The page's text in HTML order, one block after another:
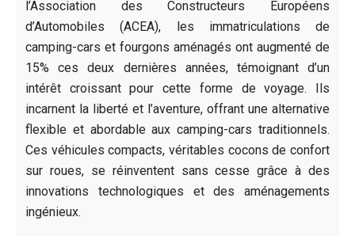
l’Association des Constructeurs Européens
d’Automobiles (ACEA), les immatriculations de
camping-cars et fourgons aménagés ont augmenté de
15% ces deux dernières années, témoignant d’un
intérêt croissant pour cette forme de voyage. Ils
incarnent la liberté et l’aventure, offrant une alternative
flexible et abordable aux camping-cars traditionnels.
Ces véhicules compacts, véritables cocons de confort
sur roues, se réinventent sans cesse grâce à des
innovations technologiques et des aménagements
ingénieux.